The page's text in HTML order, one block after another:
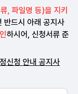
, 파일명 등)을 지키
반드시 아래 공지사
하시어, 신청서류 준
신청 안내 공지사